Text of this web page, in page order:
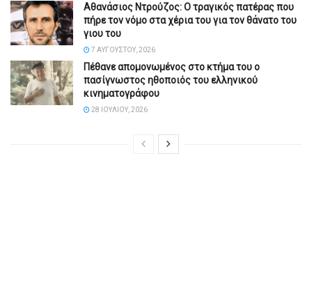
Αθανάσιος Ντρούζος: Ο τραγικός πατέρας που
πήρε τον νόμο στα χέρια του για τον θάνατο του
γιου του
7 ΑΥΓΟΎΣΤΟΥ, 2026
Πέθανε απομονωμένος στο κτήμα του ο
πασίγνωστος ηθοποιός του ελληνικού
κινηματογράφου
28 ΙΟΥΛΊΟΥ, 2026